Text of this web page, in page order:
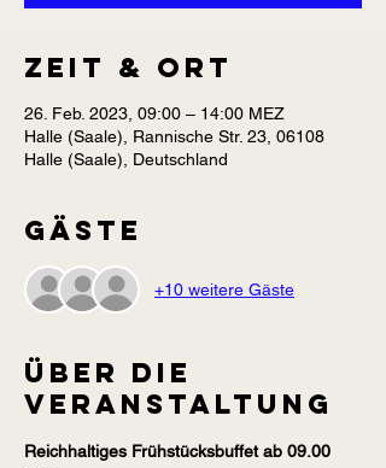
Zeit & Ort
26. Feb. 2023, 09:00 – 14:00 MEZ
Halle (Saale), Rannische Str. 23, 06108
Halle (Saale), Deutschland
Gäste
+10 weitere Gäste
Über die
Veranstaltung
Reichhaltiges Frühstücksbuffet ab 09.00